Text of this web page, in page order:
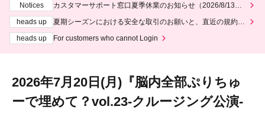
Notices
カスタマーサポート窓口夏季休業のお知らせ（2026/8/13～2
heads up
夏期シーズンにおける安全な取引のお願いと、直近の規約違
heads up
For customers who cannot Login
2026年7月20日(月)『脳内全部ぷりちゅ
ーで埋めて？vol.23-クルージング公演-